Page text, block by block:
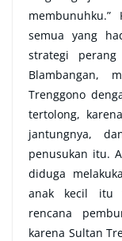
membunuhku.”
semua yang
strategi
Blambangan,
Trenggono
tertolong,
jantungnya,
penusukan itu.
diduga
anak kecil itu
rencana
karena Sultan